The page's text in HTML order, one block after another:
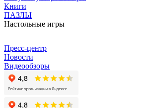
Книги
ПАЗЛЫ
Настольные игры
Пресс-центр
Новости
Видеообзоры